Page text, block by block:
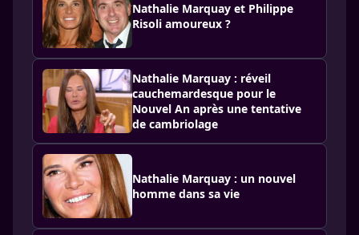
Nathalie Marquay et Philippe
Risoli amoureux ?
Nathalie Marquay : réveil
cauchemardesque pour le
Nouvel An après une tentative
de cambriolage
Nathalie Marquay : un nouvel
homme dans sa vie